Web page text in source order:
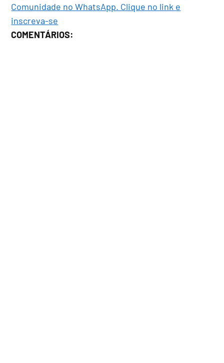
Comunidade no WhatsApp. Clique no link e
inscreva-se
COMENTÁRIOS: